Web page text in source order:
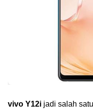
vivo Y12i jadi salah